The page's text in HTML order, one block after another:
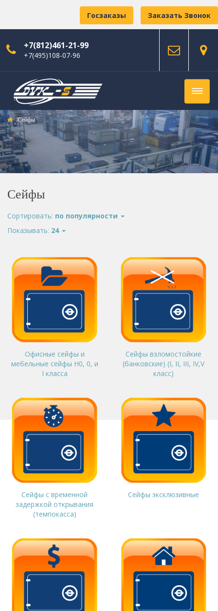
Заказать Звонок
Госзаказы
+7(812)461-21-99
+7(495)108-07-96
Сейфы
Сейфы
Сортировать: по популярности
Показывать: 24
Офисные сейфы и
мебельные сейфы Н0, 0, и
I класса
Сейфы взломостойкие
(банковские) (I, II, III, IV,V
класс)
Сейфы с временной
задержкой открывания
(темпокасса)
Сейфы эксклюзивные